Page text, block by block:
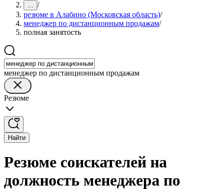
... /
резюме в Алабино (Московская область)/
менеджер по дистанционным продажам/
полная занятость
менеджер по дистанционным продажам
Резюме
Найти
Резюме соискателей на
должность менеджера по